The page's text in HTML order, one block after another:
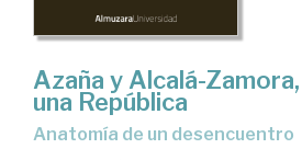
Azaña y Alcalá-
una República
Anatomía de un desencuentro